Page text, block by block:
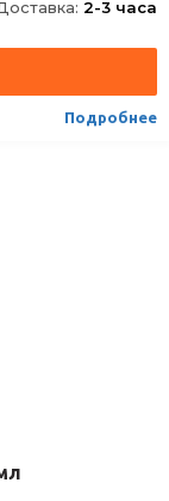
68
+2..+30
3402500000
2-3 часа
Подробнее